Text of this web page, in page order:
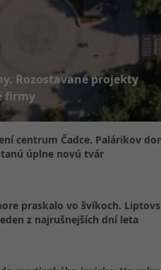
Rozostavané projekty
firmy
centrum Čadce. Palárikov
úplne novú tvár
praskalo vo švíkoch.
z najrušnejších dní leta